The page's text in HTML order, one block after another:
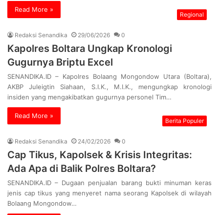
Read More »
Regional
Redaksi Senandika 29/06/2026 0
Kapolres Boltara Ungkap Kronologi
Gugurnya Briptu Excel
SENANDIKA.ID – Kapolres Bolaang Mongondow Utara (Boltara),
AKBP Juleigtin Siahaan, S.I.K., M.I.K., mengungkap kronologi
insiden yang mengakibatkan gugurnya personel Tim…
Read More »
Berita Populer
Redaksi Senandika 24/02/2026 0
Cap Tikus, Kapolsek & Krisis Integritas:
Ada Apa di Balik Polres Boltara?
SENANDIKA.ID – Dugaan penjualan barang bukti minuman keras
jenis cap tikus yang menyeret nama seorang Kapolsek di wilayah
Bolaang Mongondow…